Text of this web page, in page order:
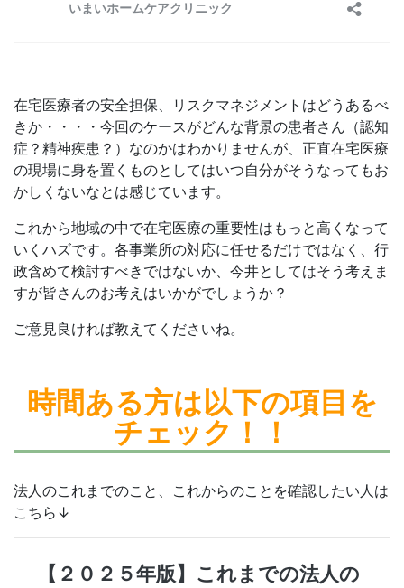
在宅医療者の安全担保、リスクマネジメントはどうあるべ
きか・・・・今回のケースがどんな背景の患者さん（認知
症？精神疾患？）なのかはわかりませんが、正直在宅医療
の現場に身を置くものとしてはいつ自分がそうなってもお
かしくないなとは感じています。
これから地域の中で在宅医療の重要性はもっと高くなって
いくハズです。各事業所の対応に任せるだけではなく、行
政含めて検討すべきではないか、今井としてはそう考えま
すが皆さんのお考えはいかがでしょうか？
ご意見良ければ教えてくださいね。
時間ある方は以下の項目を
チェック！！
法人のこれまでのこと、これからのことを確認したい人は
こちら↓